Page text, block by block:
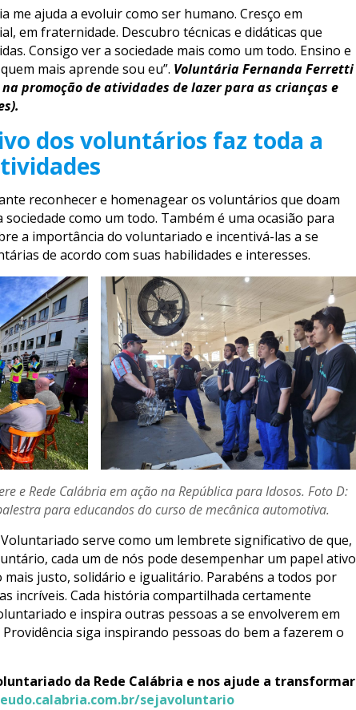
me ajuda a evoluir como ser humano. Cresço em
em fraternidade. Descubro técnicas e didáticas que
Consigo ver a sociedade mais como um todo. Ensino e
mais aprende sou eu”. Voluntária Fernanda Ferretti
promoção de atividades de lazer para as crianças e
dos voluntários faz toda a
reconhecer e homenagear os voluntários que doam
como um todo. Também é uma ocasião para
a importância do voluntariado e incentivá-las a se
de acordo com suas habilidades e interesses.
e Rede Calábria em ação na República para Idosos. Foto D:
para educandos do curso de mecânica automotiva.
serve como um lembrete significativo de que,
cada um de nós pode desempenhar um papel ativo
mais justo, solidário e igualitário. Parabéns a todos por
incríveis. Cada história compartilhada certamente
e inspira outras pessoas a se envolverem em
siga inspirando pessoas do bem a fazerem o
da Rede Calábria e nos ajude a transformar
sejavoluntario